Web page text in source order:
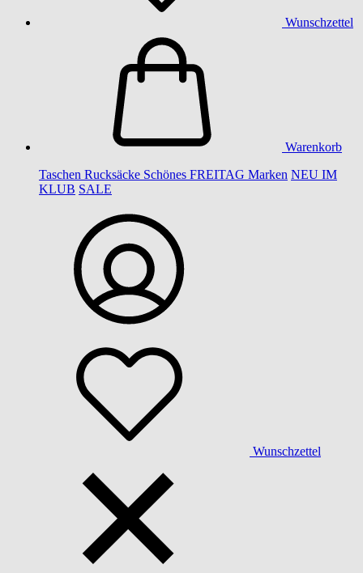
Wunschzettel
Warenkorb
Taschen Rucksäcke Schönes FREITAG Marken NEU IM
KLUB SALE
Wunschzettel